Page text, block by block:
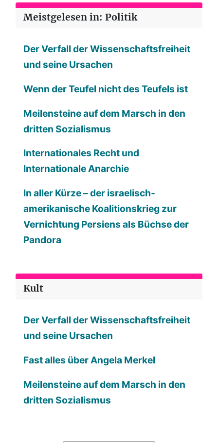
Meistgelesen in: Politik
Der Verfall der Wissenschaftsfreiheit
und seine Ursachen
Wenn der Teufel nicht des Teufels ist
Meilensteine auf dem Marsch in den
dritten Sozialismus
Internationales Recht und
Internationale Anarchie
In aller Kürze – der israelisch-
amerikanische Koalitionskrieg zur
Vernichtung Persiens als Büchse der
Pandora
Kult
Der Verfall der Wissenschaftsfreiheit
und seine Ursachen
Fast alles über Angela Merkel
Meilensteine auf dem Marsch in den
dritten Sozialismus